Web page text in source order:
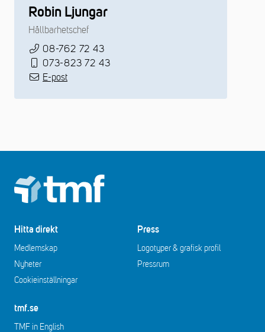
Robin Ljungar
Hållbarhetschef
08-762 72 43
073-823 72 43
E-post
Footer
Hitta direkt
Medlemskap
Nyheter
Cookieinställningar
Press
Logotyper & grafisk profil
Pressrum
tmf.se
TMF in English